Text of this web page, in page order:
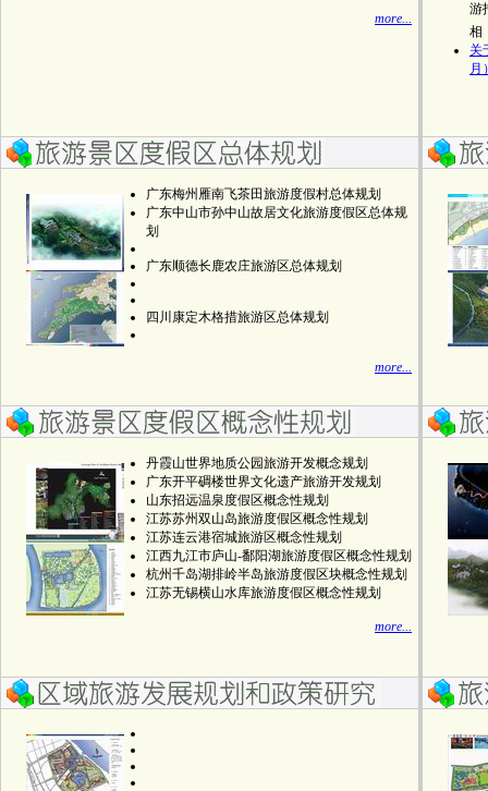
more...
游
相
关
月
广东梅州雁南飞茶田旅游度假村总体规划
广东中山市孙中山故居文化旅游度假区总体规
划
广东顺德长鹿农庄旅游区总体规划
四川康定木格措旅游区总体规划
more...
丹霞山世界地质公园旅游开发概念规划
广东开平碉楼世界文化遗产旅游开发规划
山东招远温泉度假区概念性规划
江苏苏州双山岛旅游度假区概念性规划
江苏连云港宿城旅游区概念性规划
江西九江市庐山-鄱阳湖旅游度假区概念性规划
杭州千岛湖排岭半岛旅游度假区块概念性规划
江苏无锡横山水库旅游度假区概念性规划
more...